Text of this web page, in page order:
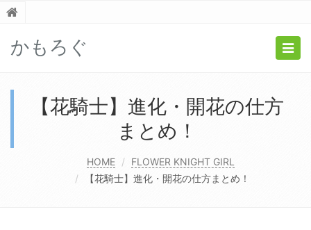
かもろぐ
【花騎士】進化・開花の仕方
まとめ！
HOME
FLOWER KNIGHT GIRL
【花騎士】進化・開花の仕方まとめ！